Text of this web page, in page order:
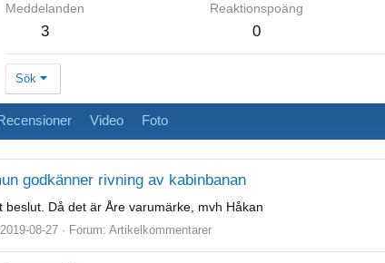
Meddelanden
3
Reaktionspoäng
0
Sök
Video Foto
godkänner rivning av kabinbanan
beslut. Då det är Åre varumärke, mvh Håkan
2019-08-27 Forum: Artikelkommentarer